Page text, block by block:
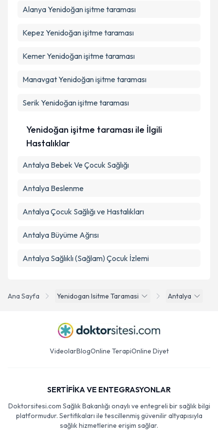
Ana Sayfa Yenidogan Isitme Taramasi Antalya
AlanyaYenidoğan işitme taraması
Kepez Yenidoğan işitme taraması
KemerYenidoğan işitme taraması
ManavgatYenidoğan işitme taraması
Serik Yenidoğan işitme taraması
Yenidoğan işitme taraması ile İlgili
Hastalıklar
Antalya Bebek Ve Çocuk Sağlığı
Antalya Beslenme
Antalya Çocuk Sağlığı ve Hastalıkları
Antalya Büyüme Ağrısı
Antalya Sağlıklı (Sağlam) Çocuk İzlemi
VideolarBlogOnline TerapiOnline Diyet
SERTİFİKA VE ENTEGRASYONLAR
Doktorsitesi.com Sağlık Bakanlığı onaylı ve entegreli bir sağlık bilgi
platformudur. Sertifikaları ile tescillenmiş güvenilir altyapısıyla
sağlık hizmetlerine erişim sağlar.